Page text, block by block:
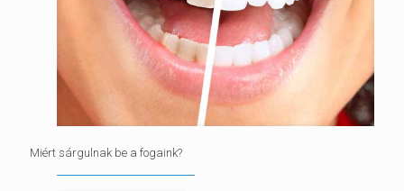
Miért sárgulnak be a fogaink?